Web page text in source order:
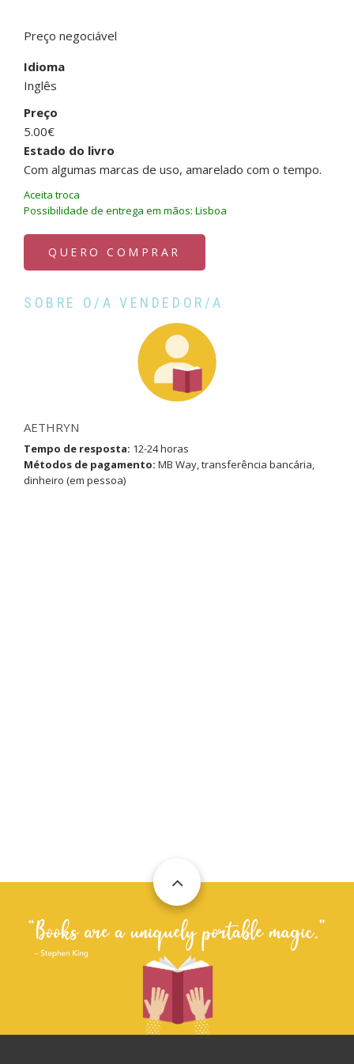
Preço negociável
Idioma
Inglês
Preço
5.00€
Estado do livro
Com algumas marcas de uso, amarelado com o tempo.
Aceita troca
Possibilidade de entrega em mãos: Lisboa
QUERO COMPRAR
SOBRE O/A VENDEDOR/A
AETHRYN
Tempo de resposta: 12-24 horas
Métodos de pagamento: MB Way, transferência bancária,
dinheiro (em pessoa)